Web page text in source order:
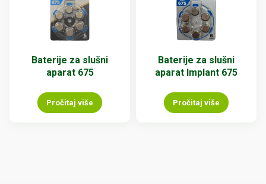
Baterije za slušni
aparat 675
Pročitaj više
Baterije za slušni
aparat Implant 675
Pročitaj više